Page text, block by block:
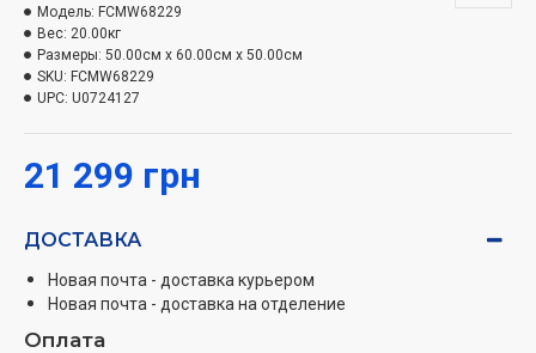
обеспечивает комфортное и простое использование.
Просто нажмите и поверните ручку плиты как обычно
для начала работы, пламя горелки загорится
автоматически.
Если огонь случайно погас, конфорка с функцией газ-
можете не волноваться, если вдруг суп убежал и
сквозняка — газ-контроль обеспечит безопасность на
21 299 грн
Модель: FCMW68229
Вес: 20.00кг
Размеры: 50.00см x 60.00см x 50.00см
SKU: FCMW68229
UPC: U0724127
ДОСТАВКА
Новая почта - доставка курьером
Новая почта - доставка на отделение
Оплата